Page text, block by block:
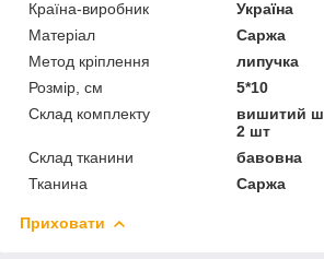
Країна-виробник
Україна
Матеріал
Саржа
Метод кріплення
липучка
Розмір, см
5*10
Склад комплекту
вишитий
2 шт
Склад тканини
бавовна
Тканина
Саржа
Приховати